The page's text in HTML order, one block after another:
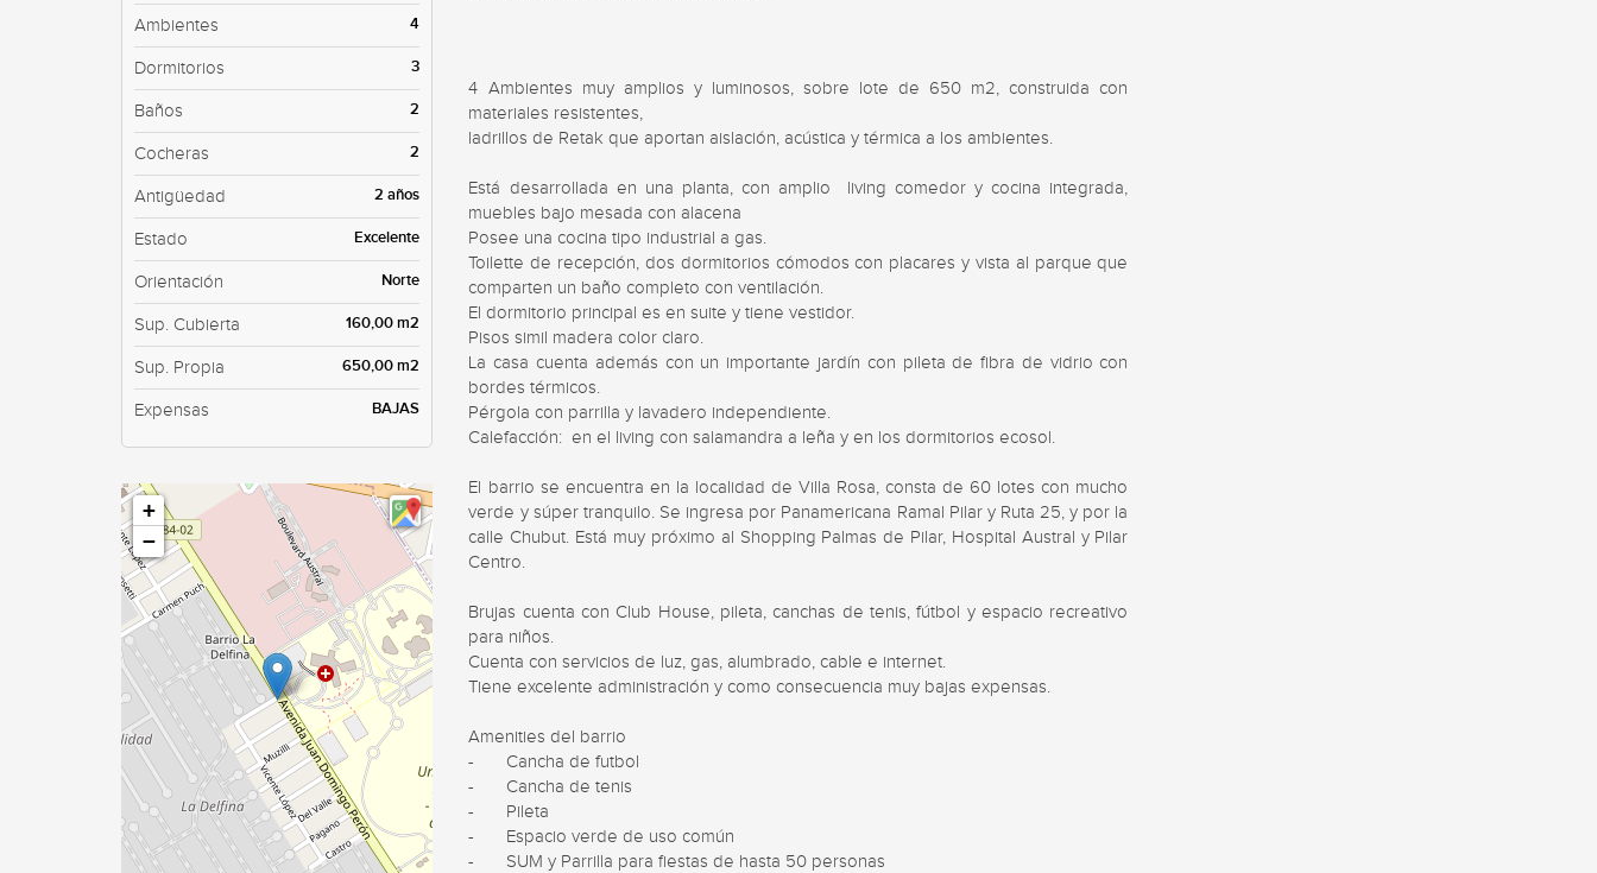
Ambientes 4
Dormitorios 3
Baños 2
Cocheras 2
Antigüedad 2 años
Estado Excelente
Orientación Norte
Sup. Cubierta 160,00 m2
Sup. Propia 650,00 m2
Expensas BAJAS
+
−
4 Ambientes muy amplios y luminosos, sobre lote de 650 m2, construida con
materiales resistentes,
ladrillos de Retak que aportan aislación, acústica y térmica a los ambientes.
Está desarrollada en una planta, con amplio  living comedor y cocina integrada,
muebles bajo mesada con alacena
Posee una cocina tipo industrial a gas.
Toilette de recepción, dos dormitorios cómodos con placares y vista al parque que
comparten un baño completo con ventilación.
El dormitorio principal es en suite y tiene vestidor.
Pisos simil madera color claro.
La casa cuenta además con un importante jardín con pileta de fibra de vidrio con
bordes térmicos.
Pérgola con parrilla y lavadero independiente.
Calefacción:  en el living con salamandra a leña y en los dormitorios ecosol.
El barrio se encuentra en la localidad de Villa Rosa, consta de 60 lotes con mucho
verde y súper tranquilo. Se ingresa por Panamericana Ramal Pilar y Ruta 25, y por la
calle Chubut. Está muy próximo al Shopping Palmas de Pilar, Hospital Austral y Pilar
Centro.
Brujas cuenta con Club House, pileta, canchas de tenis, fútbol y espacio recreativo
para niños.
Cuenta con servicios de luz, gas, alumbrado, cable e internet.
Tiene excelente administración y como consecuencia muy bajas expensas.
Amenities del barrio
-	Cancha de futbol
-	Cancha de tenis
-	Pileta
-	Espacio verde de uso común
-	SUM y Parrilla para fiestas de hasta 50 personas